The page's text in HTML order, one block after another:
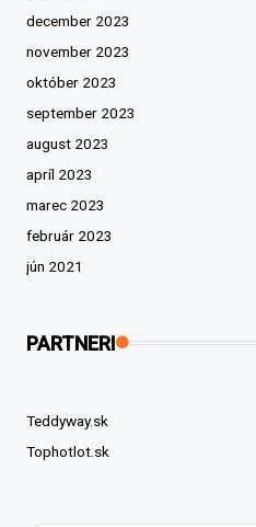
december 2023
november 2023
október 2023
september 2023
august 2023
apríl 2023
marec 2023
február 2023
jún 2021
PARTNERI
Teddyway.sk
Tophotlot.sk